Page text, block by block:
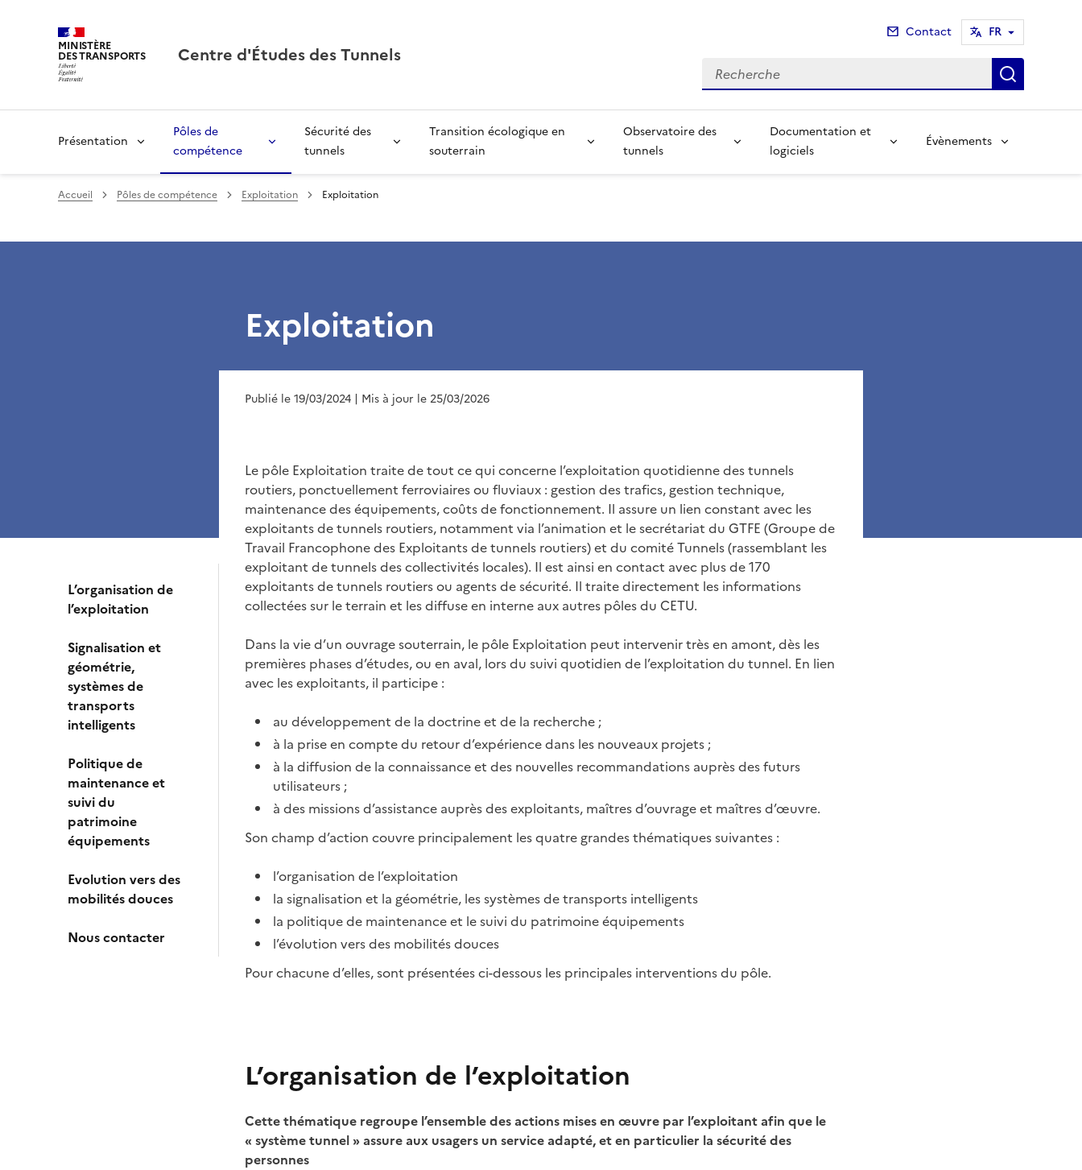
MINISTÈRE
DES TRANSPORTS Centre d'Études des Tunnels
Contact FR
Recherche
Présentation
Pôles de
compétence
Sécurité des
tunnels
Transition écologique en
souterrain
Observatoire des
tunnels
Documentation et
logiciels
Évènements
Accueil Pôles de compétence Exploitation Exploitation
L’organisation de
l’exploitation
Signalisation et
géométrie,
systèmes de
transports
intelligents
Politique de
maintenance et
suivi du
patrimoine
équipements
Evolution vers des
mobilités douces
Nous contacter
Exploitation
Publié le 19/03/2024 | Mis à jour le 25/03/2026
Le pôle Exploitation traite de tout ce qui concerne l’exploitation quotidienne des tunnels
routiers, ponctuellement ferroviaires ou fluviaux : gestion des trafics, gestion technique,
maintenance des équipements, coûts de fonctionnement. Il assure un lien constant avec les
exploitants de tunnels routiers, notamment via l’animation et le secrétariat du GTFE (Groupe de
Travail Francophone des Exploitants de tunnels routiers) et du comité Tunnels (rassemblant les
exploitant de tunnels des collectivités locales). Il est ainsi en contact avec plus de 170
exploitants de tunnels routiers ou agents de sécurité. Il traite directement les informations
collectées sur le terrain et les diffuse en interne aux autres pôles du CETU.
Dans la vie d’un ouvrage souterrain, le pôle Exploitation peut intervenir très en amont, dès les
premières phases d’études, ou en aval, lors du suivi quotidien de l’exploitation du tunnel. En lien
avec les exploitants, il participe :
au développement de la doctrine et de la recherche ;
à la prise en compte du retour d’expérience dans les nouveaux projets ;
à la diffusion de la connaissance et des nouvelles recommandations auprès des futurs
utilisateurs ;
à des missions d’assistance auprès des exploitants, maîtres d’ouvrage et maîtres d’œuvre.
Son champ d’action couvre principalement les quatre grandes thématiques suivantes :
l’organisation de l’exploitation
la signalisation et la géométrie, les systèmes de transports intelligents
la politique de maintenance et le suivi du patrimoine équipements
l’évolution vers des mobilités douces
Pour chacune d’elles, sont présentées ci-dessous les principales interventions du pôle.
L’organisation de l’exploitation
Cette thématique regroupe l’ensemble des actions mises en œuvre par l’exploitant afin que le
« système tunnel » assure aux usagers un service adapté, et en particulier la sécurité des
personnes